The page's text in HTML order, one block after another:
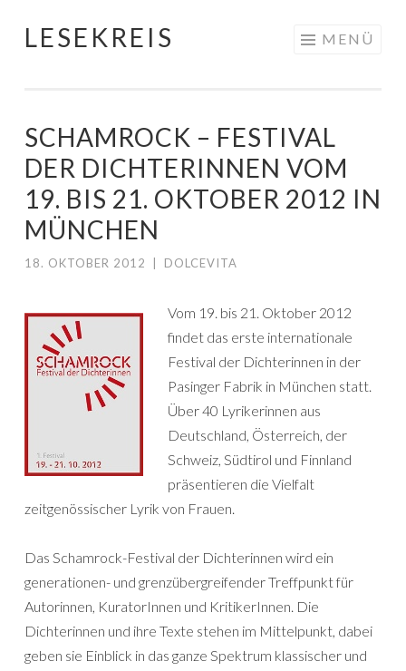
Springe
LESEKREIS MENÜ
SCHAMROCK – FESTIVAL
DER DICHTERINNEN VOM
19. BIS 21. OKTOBER 2012 IN
MÜNCHEN
18. OKTOBER 2012 DOLCEVITA
Vom 19. bis 21. Oktober 2012
findet das erste internationale
Festival der Dichterinnen in der
Pasinger Fabrik in München statt.
Über 40 Lyrikerinnen aus
Deutschland, Österreich, der
Schweiz, Südtirol und Finnland
präsentieren die Vielfalt
zeitgenössischer Lyrik von Frauen.
Das Schamrock-Festival der Dichterinnen wird ein
generationen- und grenzübergreifender Treffpunkt für
Autorinnen, KuratorInnen und KritikerInnen. Die
Dichterinnen und ihre Texte stehen im Mittelpunkt, dabei
geben sie Einblick in das ganze Spektrum klassischer und